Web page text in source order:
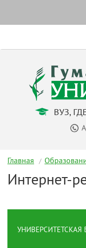
ВУЗ,
Главная
Интернет-
УНИВЕРСИТЕТСКАЯ